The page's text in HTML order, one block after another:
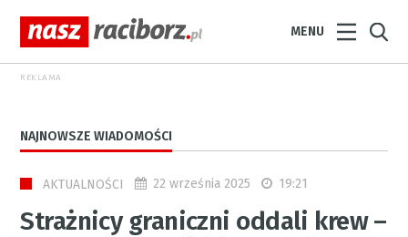
MENU
REKLAMA
NAJNOWSZE WIADOMOŚCI
AKTUALNOŚCI 22 września 2025 19:21
Strażnicy graniczni oddali krew –